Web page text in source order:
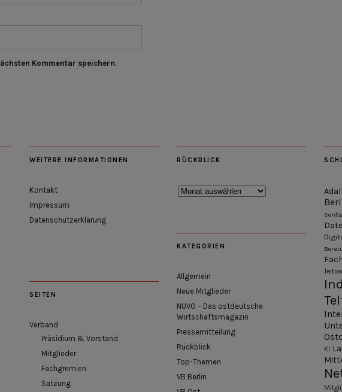
Kommentar speichern.
WEITERE INFORMATIONEN
Kontakt
Impressum
Datenschutzerklärung
SEITEN
Verband
Präsidium & Vorstand
Mitglieder
Fachgremien
Satzung
RÜCKBLICK
Rückblick
KATEGORIEN
Allgemein
Neue Mitglieder
NUVO – Das ostdeutsche
Wirtschaftsmagazin
Pressemitteilung
Rückblick
Top-Themen
VB Berlin
KI